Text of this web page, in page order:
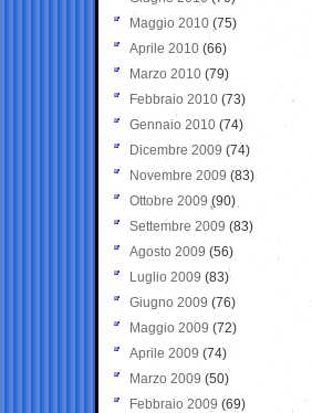
Maggio 2010 (75)
Aprile 2010 (66)
Marzo 2010 (79)
Febbraio 2010 (73)
Gennaio 2010 (74)
Dicembre 2009 (74)
Novembre 2009 (83)
Ottobre 2009 (90)
Settembre 2009 (83)
Agosto 2009 (56)
Luglio 2009 (83)
Giugno 2009 (76)
Maggio 2009 (72)
Aprile 2009 (74)
Marzo 2009 (50)
Febbraio 2009 (69)